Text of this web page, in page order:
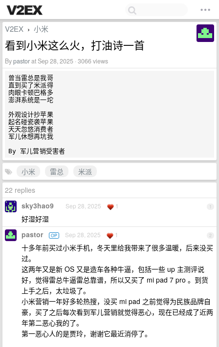
V2EX › 小米
看到小米这么火，打油诗一首
Bypastorat Sep 28, 2025 · 3066 views
曾当雷总是我哥
直到买了米派得
肉眼卡顿巴格多
澎湃系统是一坨
外观设计抄苹果
起名碰瓷袭苹果
天天忽悠消费者
军儿休想再坑我
小米 雷总
米派
22 replies
1
sky3hao9 Sep 28, 2025 1
好湿好湿
2
pastor OP Sep 28, 2025 1
十多年前买过小米手机，冬天里给我带来了很多温暖，后来没买
过。
这两年又是新 OS 又是造车各种牛逼，包括一些 up 主测评说
好，觉得雷总牛逼雷总靠谱，所以又买了 mi pad 7 pro 。到货
上手之后，太垃圾了。
小米营销一年好多轮热搜，没买 mi pad 之前觉得为民族品牌自
豪，买了之后每次看到军儿营销就觉得恶心，现在已经成了近两
年第二恶心我的了。
第一恶心人的是贾玲，谢谢它最近消停了。